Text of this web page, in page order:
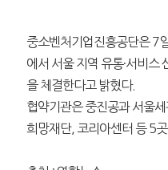
중소벤처기업진흥공단은 7
에서 서울 지역 유통·서비스
을 체결한다고 밝혔다.
협약기관은 중진공과 서울
희망재단, 코리아센터 등 5